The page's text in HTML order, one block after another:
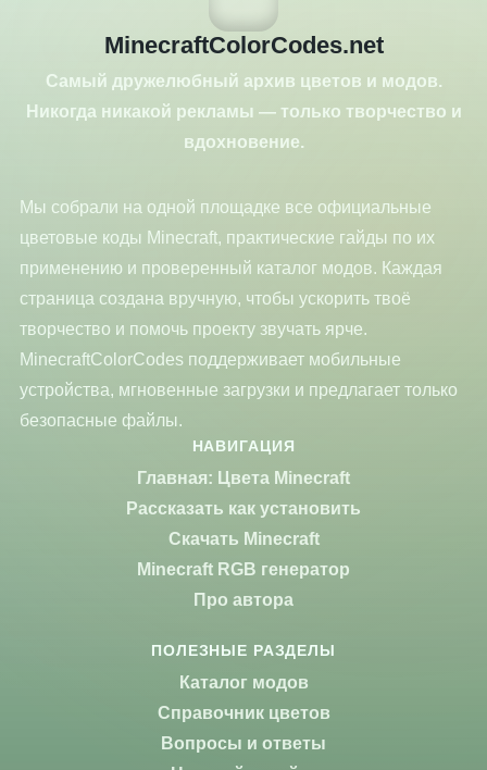
MinecraftColorCodes.net
Самый дружелюбный архив цветов и модов.
Никогда никакой рекламы — только творчество и
вдохновение.
Мы собрали на одной площадке все официальные
цветовые коды Minecraft, практические гайды по их
применению и проверенный каталог модов. Каждая
страница создана вручную, чтобы ускорить твоё
творчество и помочь проекту звучать ярче.
MinecraftColorCodes поддерживает мобильные
устройства, мгновенные загрузки и предлагает только
безопасные файлы.
НАВИГАЦИЯ
Главная: Цвета Minecraft
Рассказать как установить
Скачать Minecraft
Minecraft RGB генератор
Про автора
ПОЛЕЗНЫЕ РАЗДЕЛЫ
Каталог модов
Справочник цветов
Вопросы и ответы